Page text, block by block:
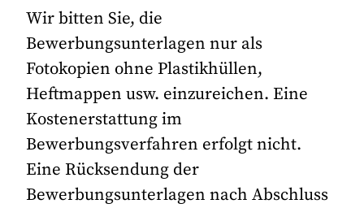
Wir bitten Sie, die
Bewerbungsunterlagen nur als
Fotokopien ohne Plastikhüllen,
Heftmappen usw. einzureichen. Eine
Kostenerstattung im
Bewerbungsverfahren erfolgt nicht.
Eine Rücksendung der
Bewerbungsunterlagen nach Abschluss